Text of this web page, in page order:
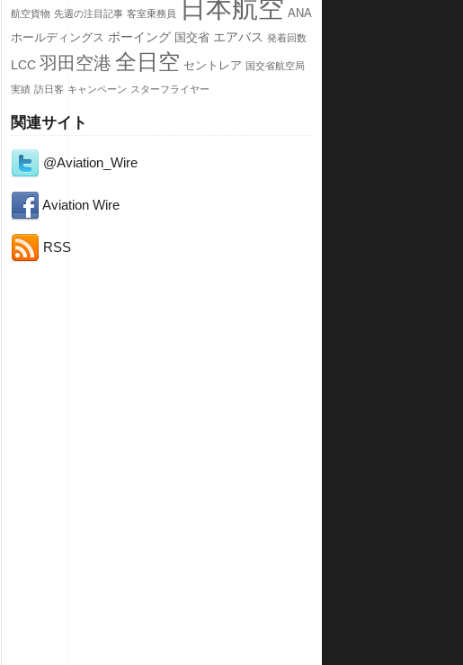
航空貨物 先週の注目記事 客室乗務員 日本航空 ANA
ホールディングス ボーイング 国交省 エアバス 発着回数
LCC 羽田空港 全日空 セントレア 国交省航空局
実績 訪日客 キャンペーン スターフライヤー
関連サイト
@Aviation_Wire
Aviation Wire
RSS